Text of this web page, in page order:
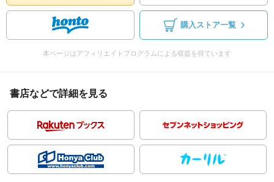
購入ストア一覧
本ページはアフィリエイトプログラムによる収益を得ています
書店などで詳細を見る